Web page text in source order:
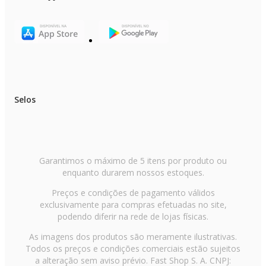
Selos
Garantimos o máximo de 5 itens por produto ou
enquanto durarem nossos estoques.
Preços e condições de pagamento válidos
exclusivamente para compras efetuadas no site,
podendo diferir na rede de lojas físicas.
As imagens dos produtos são meramente ilustrativas.
Todos os preços e condições comerciais estão sujeitos
a alteração sem aviso prévio. Fast Shop S. A. CNPJ: